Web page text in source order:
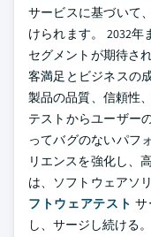
サービスに基づいて
けられます。 2032年
セグメントが期待さ
客満足とビジネスの
製品の品質、信頼性
テストからユーザー
ってバグのないパフ
リエンスを強化し、
は、ソフトウェアソ
フトウェアテスト サ
し、サージし続ける。